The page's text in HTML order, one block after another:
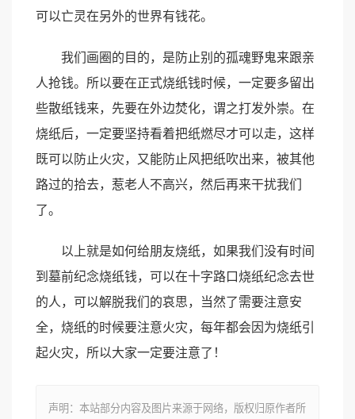
可以亡灵在另外的世界有钱花。
我们画圈的目的，是防止别的孤魂野鬼来跟亲
人抢钱。所以要在正式烧纸钱时候，一定要多留出
些散纸钱来，先要在外边焚化，谓之打发外崇。在
烧纸后，一定要坚持看着把纸燃尽才可以走，这样
既可以防止火灾，又能防止风把纸吹出来，被其他
路过的拾去，惹老人不高兴，然后再来干扰我们
了。
以上就是如何给朋友烧纸，如果我们没有时间
到墓前纪念烧纸钱，可以在十字路口烧纸纪念去世
的人，可以解脱我们的哀思，当然了需要注意安
全，烧纸的时候要注意火灾，每年都会因为烧纸引
起火灾，所以大家一定要注意了！
声明：本站部分内容及图片来源于网络，版权归原作者所